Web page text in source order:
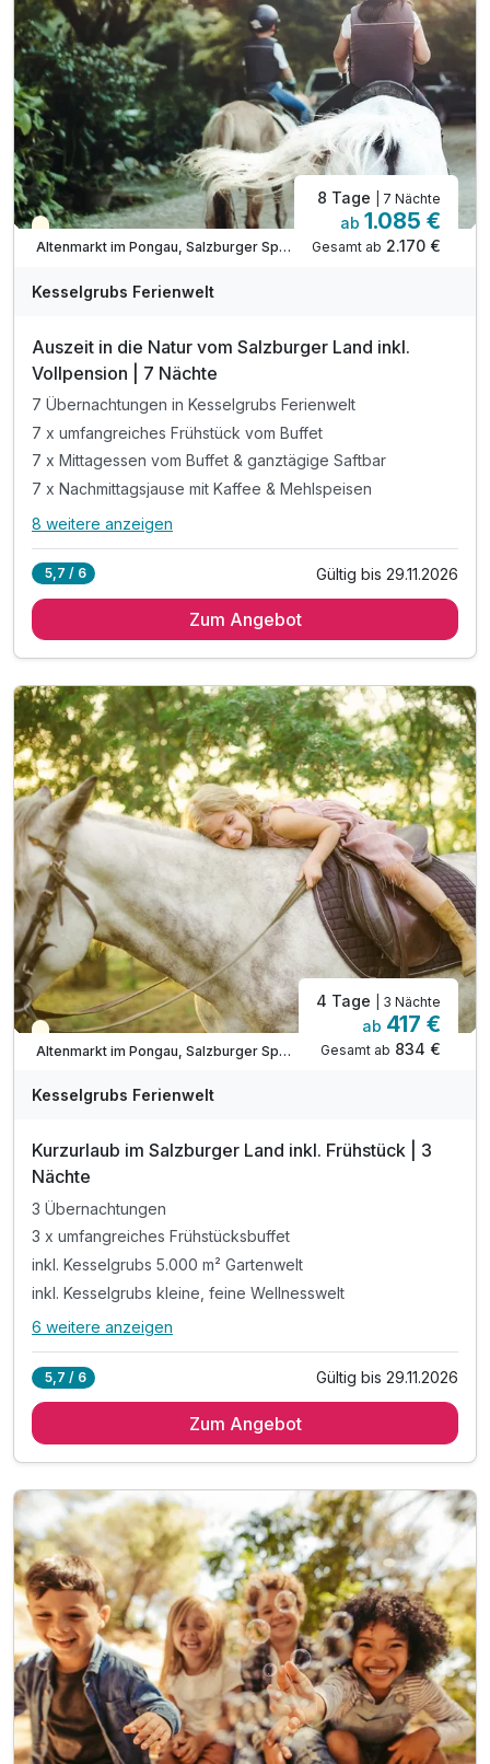
inkl. Kesselgrubs.Abend.Bar. „s’Kessei“
inkl. Kesselinos Kinderwelt*
inkl. Kesselinos Kinderclub mit Bastelwerkstatt
inkl. Kesselinos Kinder.Abenteuer.Land im Freien
Teilweise ausgelastet
Altenmarkt im Pongau, Salzburger Sportwelt
8 Tage | 7 Nächte
ab 1.085 €
Gesamt ab 2.170 €
Kesselgrubs Ferienwelt
Auszeit in die Natur vom Salzburger Land inkl.
Vollpension | 7 Nächte
7 Übernachtungen in Kesselgrubs Ferienwelt
7 x umfangreiches Frühstück vom Buffet
7 x Mittagessen vom Buffet & ganztägige Saftbar
7 x Nachmittagsjause mit Kaffee & Mehlspeisen
Alle Inklusivleistungen
7 x umfangreiches Frühstück vom Buffet
7 x 5-Gang.Verwöhn.Menü. mit 3 Wahlmöglichkeiten
inkl. Kesselgrubs kleine, feine Wellnesswelt
inkl. Kesselgrubs Gesundheitswelt mit Vitaminkorb
inkl. Kesselgrubs Badetasche & Bademantel
inkl. Kesselgrubs.Abend.Bar. „s’Kessei“
inkl. Kesselinos Kinderwelt*
inkl. Kesselinos Kinderclub mit Bastelwerkstatt
inkl. Kesselinos Kinder.Abenteuer.Land im Freien
8 weitere anzeigen
5,7 / 6 Gültig bis 29.11.2026
Zum Angebot
Teilweise ausgelastet
Altenmarkt im Pongau, Salzburger Sportwelt
4 Tage | 3 Nächte
ab 417 €
Gesamt ab 834 €
Kesselgrubs Ferienwelt
Kurzurlaub im Salzburger Land inkl. Frühstück | 3
Nächte
3 Übernachtungen
3 x umfangreiches Frühstücksbuffet
inkl. Kesselgrubs 5.000 m² Gartenwelt
inkl. Kesselgrubs kleine, feine Wellnesswelt
Alle Inklusivleistungen
3 x umfangreiches Frühstücksbuffet
inkl. Kesselgrubs Gesundheitswelt mit Vitaminkorb
inkl. Kesselgrubs Badetasche & Bademantel
inkl. Kesselinos Kinderwelt & Kinderclub
inkl. Kesselinos Kinder.Abenteuer.Land
inkl. Kesselgrubs Pony.Bauern.Hof
inkl. Kesselgrubs Streicheltierwelt
6 weitere anzeigen
5,7 / 6 Gültig bis 29.11.2026
Zum Angebot